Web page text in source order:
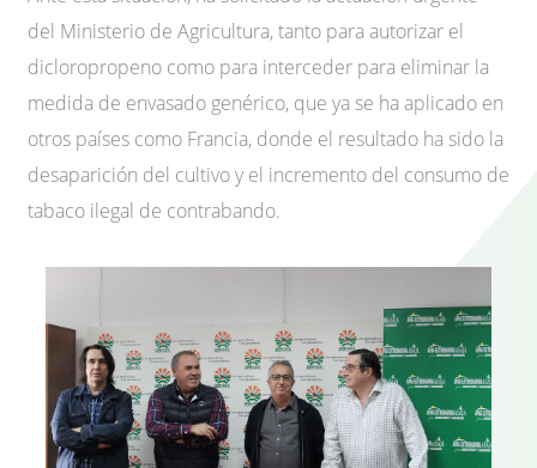
del Ministerio de Agricultura, tanto para autorizar el
dicloropropeno como para interceder para eliminar la
medida de envasado genérico, que ya se ha aplicado en
otros países como Francia, donde el resultado ha sido la
desaparición del cultivo y el incremento del consumo de
tabaco ilegal de contrabando.